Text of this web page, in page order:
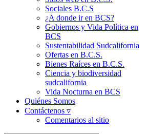
Sociales B.C.S
¿A donde ir en BCS?
Gobiernos y Vida Política en
BCS
Sustentabilidad Sudcalifornia
Ofertas en B.C.S.
Bienes Raíces en B.C.S.
Ciencia y biodiversidad
sudcalifornia
Vida Nocturna en BCS
Quiénes Somos
Contáctenos ▿
Comentarios al sitio